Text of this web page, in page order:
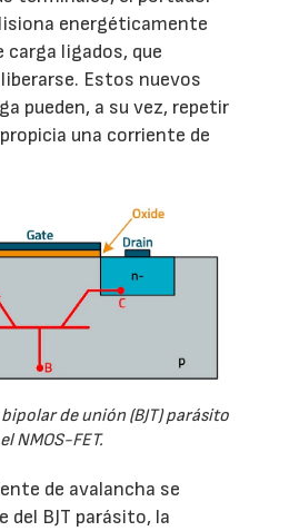
energéticamente
ligados, que
Estos nuevos
pueden, a su vez, repetir
una corriente de
de unión (BJT) parásito
NMOS-FET.
de avalancha se
del BJT parásito, la